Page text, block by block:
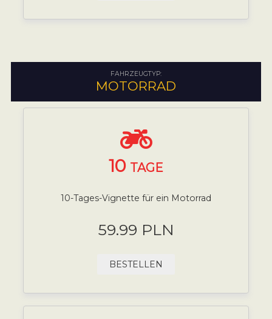
FAHRZEUGTYP:
MOTORRAD
10 TAGE
10-Tages-Vignette für ein Motorrad
59.99 PLN
BESTELLEN